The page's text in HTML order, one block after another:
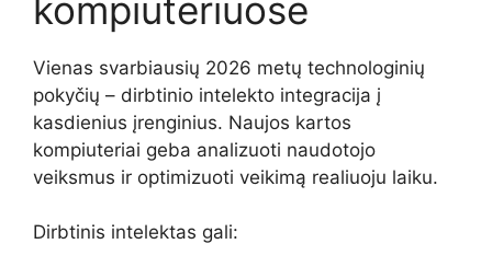
kompiuteriuose
Vienas svarbiausių 2026 metų technologinių
pokyčių – dirbtinio intelekto integracija į
kasdienius įrenginius. Naujos kartos
kompiuteriai geba analizuoti naudotojo
veiksmus ir optimizuoti veikimą realiuoju laiku.
Dirbtinis intelektas gali: